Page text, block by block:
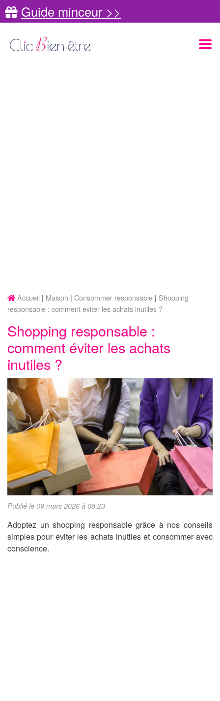
Guide minceur >>
Accueil Maison Consommer responsable
Shopping
responsable : comment éviter les achats inutiles ?
Shopping responsable :
comment éviter les achats
inutiles ?
Publié le 09 mars 2026 à 08:23
Adoptez un shopping responsable grâce à nos conseils
simples pour éviter les achats inutiles et consommer avec
conscience.